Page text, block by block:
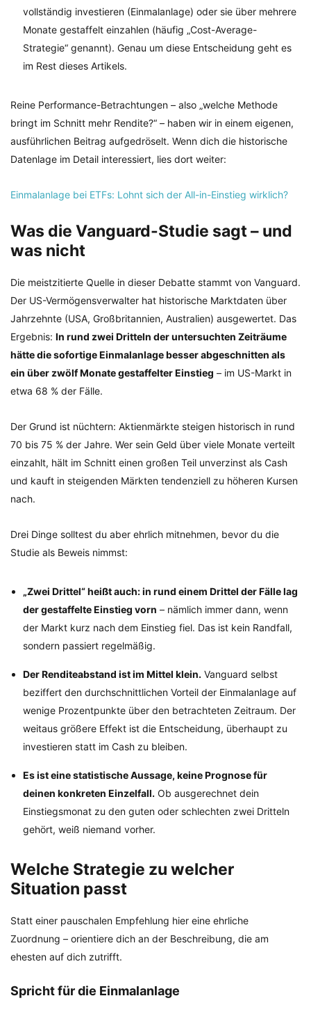
vollständig investieren (Einmalanlage) oder sie über mehrere
Monate gestaffelt einzahlen (häufig „Cost-Average-
Strategie“ genannt). Genau um diese Entscheidung geht es
im Rest dieses Artikels.
Reine Performance-Betrachtungen – also „welche Methode
bringt im Schnitt mehr Rendite?“ – haben wir in einem eigenen,
ausführlichen Beitrag aufgedröselt. Wenn dich die historische
Datenlage im Detail interessiert, lies dort weiter:
Einmalanlage bei ETFs: Lohnt sich der All-in-Einstieg wirklich?
Was die Vanguard-Studie sagt – und
was nicht
Die meistzitierte Quelle in dieser Debatte stammt von Vanguard.
Der US-Vermögensverwalter hat historische Marktdaten über
Jahrzehnte (USA, Großbritannien, Australien) ausgewertet. Das
Ergebnis: In rund zwei Dritteln der untersuchten Zeiträume
hätte die sofortige Einmalanlage besser abgeschnitten als
ein über zwölf Monate gestaffelter Einstieg – im US-Markt in
etwa 68 % der Fälle.
Der Grund ist nüchtern: Aktienmärkte steigen historisch in rund
70 bis 75 % der Jahre. Wer sein Geld über viele Monate verteilt
einzahlt, hält im Schnitt einen großen Teil unverzinst als Cash
und kauft in steigenden Märkten tendenziell zu höheren Kursen
nach.
Drei Dinge solltest du aber ehrlich mitnehmen, bevor du die
Studie als Beweis nimmst:
„Zwei Drittel“ heißt auch: in rund einem Drittel der Fälle lag
der gestaffelte Einstieg vorn – nämlich immer dann, wenn
der Markt kurz nach dem Einstieg fiel. Das ist kein Randfall,
sondern passiert regelmäßig.
Der Renditeabstand ist im Mittel klein. Vanguard selbst
beziffert den durchschnittlichen Vorteil der Einmalanlage auf
wenige Prozentpunkte über den betrachteten Zeitraum. Der
weitaus größere Effekt ist die Entscheidung, überhaupt zu
investieren statt im Cash zu bleiben.
Es ist eine statistische Aussage, keine Prognose für
deinen konkreten Einzelfall. Ob ausgerechnet dein
Einstiegsmonat zu den guten oder schlechten zwei Dritteln
gehört, weiß niemand vorher.
Welche Strategie zu welcher
Situation passt
Statt einer pauschalen Empfehlung hier eine ehrliche
Zuordnung – orientiere dich an der Beschreibung, die am
ehesten auf dich zutrifft.
Spricht für die Einmalanlage